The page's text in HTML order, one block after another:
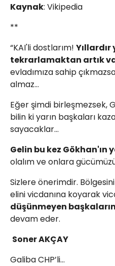
Kaynak: Vikipedia
**
“KAI'li dostlarım! Yıllardır
tekrarlamaktan artık
evladımıza sahip
almaz…
Eğer şimdi birleşmezsek,
bilin ki yarın başkaları
sayacaklar…
Gelin bu kez Gökhan'ın
olalım ve onlara
Sizlere önerimdir.
elini vicdanına koyarak
düşünmeyen
devam eder.
Soner AKÇAY
Galiba CHP’li…